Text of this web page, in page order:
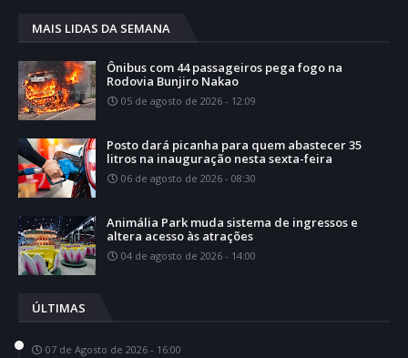
MAIS LIDAS DA SEMANA
Ônibus com 44 passageiros pega fogo na
Rodovia Bunjiro Nakao
05 de agosto de 2026 - 12:09
Posto dará picanha para quem abastecer 35
litros na inauguração nesta sexta-feira
06 de agosto de 2026 - 08:30
Animália Park muda sistema de ingressos e
altera acesso às atrações
04 de agosto de 2026 - 14:00
ÚLTIMAS
07 de Agosto de 2026 - 16:00